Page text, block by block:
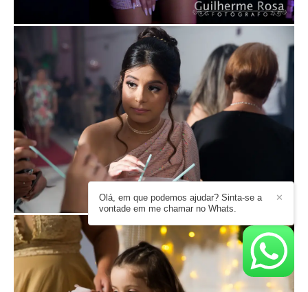
✕
Olá, em que podemos ajudar? Sinta-se a
vontade em me chamar no Whats.